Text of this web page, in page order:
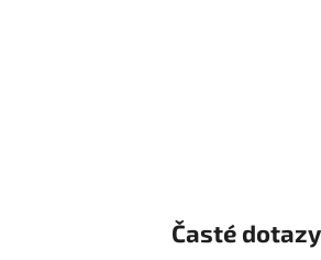
Časté dotazy